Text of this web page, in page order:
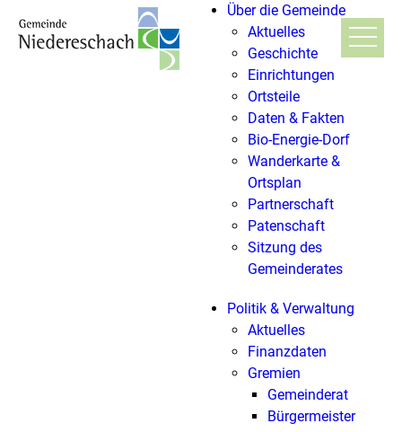
Über die Gemeinde
Aktuelles
Geschichte
Einrichtungen
Ortsteile
Daten & Fakten
Bio-Energie-Dorf
Wanderkarte &
Ortsplan
Partnerschaft
Patenschaft
Sitzung des
Gemeinderates
Politik & Verwaltung
Aktuelles
Finanzdaten
Gremien
Gemeinderat
Bürgermeister